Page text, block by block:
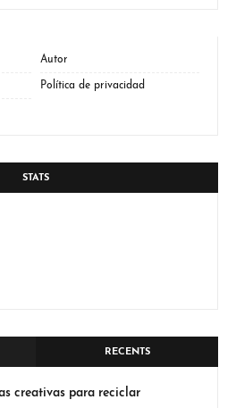
Autor
Política de privacidad
STATS
RECENTS
creativas para reciclar